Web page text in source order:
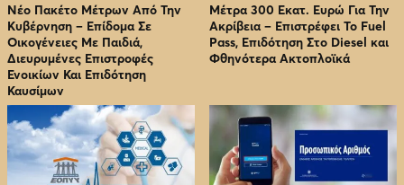
Νέο Πακέτο Μέτρων Από Την
Κυβέρνηση – Επίδομα Σε
Οικογένειες Με Παιδιά,
Διευρυμένες Επιστροφές
Ενοικίων Και Επιδότηση
Καυσίμων
Μέτρα 300 Εκατ. Ευρώ Για Την
Ακρίβεια – Επιστρέφει Το Fuel
Pass, Επιδότηση Στο Diesel και
Φθηνότερα Ακτοπλοϊκά